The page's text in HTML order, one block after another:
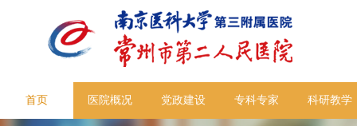
首页 医院概况 党政建设 专科专家 科研教学